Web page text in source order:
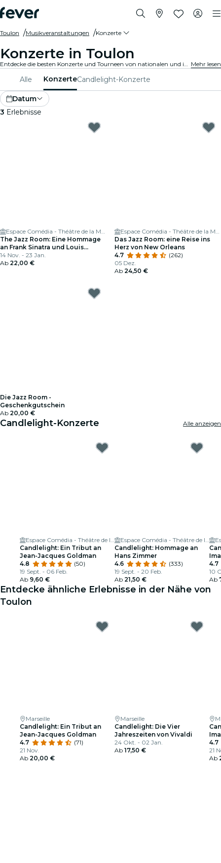
Toulon Musikveranstaltungen Konzerte
Konzerte in Toulon
Entdecke die besten Konzerte und Tourneen von nationalen und internationalen Künstlern in Toulon, hole Dir Deine Tickets auf Fever und genieße Top-Musik! Mehr lesen
Alle KonzerteCandlelight-Konzerte
Datum
3 Erlebnisse
Espace Comédia - Théâtre de la Méditerranée
The Jazz Room: Eine Hommage
an Frank Sinatra und Louis
Armstrong
14 Nov. - 23 Jan.
Ab 22,00 €
Espace Comédia - Théâtre de la Méditerranée
Das Jazz Room: eine Reise ins
Herz von New Orleans
4.7
(262)
05 Dez.
Ab 24,50 €
Die Jazz Room -
Geschenkgutschein
Ab 20,00 €
Candlelight-Konzerte Alle anzeigen
Espace Comédia - Théâtre de la Méditerranée
Candlelight: Ein Tribut an
Jean-Jacques Goldman
4.8
(50)
19 Sept. - 06 Feb.
Ab 9,60 €
Espace Comédia - Théâtre de la Méditerranée
Candlelight: Hommage an
Hans Zimmer
4.6
(333)
19 Sept. - 20 Feb.
Ab 21,50 €
4.7
10
Ab
Entdecke ähnliche Erlebnisse in der Nähe von
Toulon
Marseille
Candlelight: Ein Tribut an
Jean-Jacques Goldman
4.7
(71)
21 Nov.
Ab 20,00 €
Marseille
Candlelight: Die Vier
Jahreszeiten von Vivaldi
24 Okt. - 02 Jan.
Ab 17,50 €
4.7
21
Ab